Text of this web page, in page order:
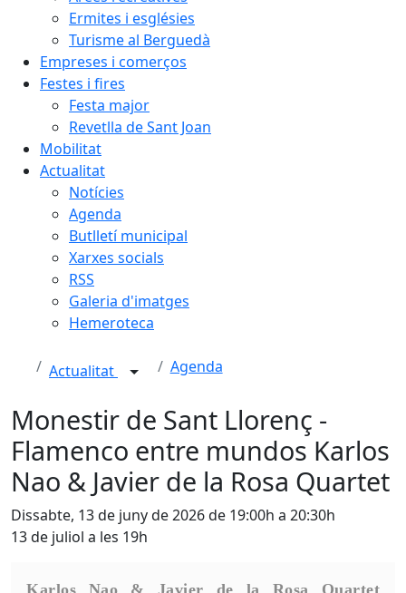
Ermites i esglésies
Turisme al Berguedà
Empreses i comerços
Festes i fires
Festa major
Revetlla de Sant Joan
Mobilitat
Actualitat
Notícies
Agenda
Butlletí municipal
Xarxes socials
RSS
Galeria d'imatges
Hemeroteca
Actualitat Agenda
Monestir de Sant Llorenç -
Flamenco entre mundos Karlos
Nao & Javier de la Rosa Quartet
Dissabte, 13 de juny de 2026 de 19:00h a 20:30h
13 de juliol a les 19h
Karlos Nao & Javier de la Rosa Quartet